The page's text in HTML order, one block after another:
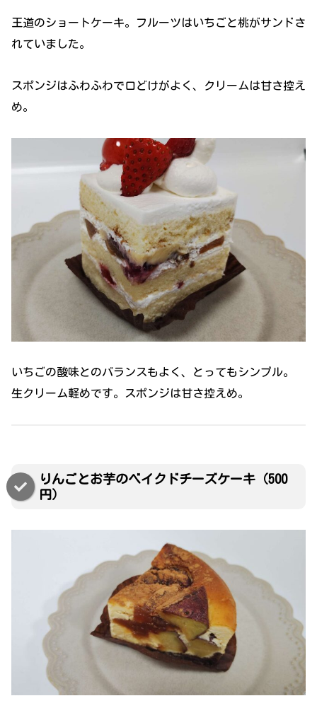
王道のショートケーキ。フルーツはいちごと桃がサンドさ
れていました。
スポンジはふわふわで口どけがよく、クリームは甘さ控え
め。
いちごの酸味とのバランスもよく、とってもシンプル。
生クリーム軽めです。スポンジは甘さ控えめ。
りんごとお芋のベイクドチーズケーキ（500
円）